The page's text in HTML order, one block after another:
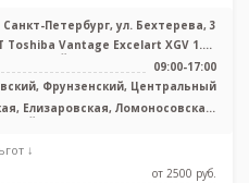
Санкт-Петербург, ул. Бехтерева, 3
Toshiba Vantage Excelart XGV 1.5T
закрытый тип, КТ Philips BRILLIA ...
09:00-17:00
Фрунзенский, Центральный
Елизаровская, Ломоносовская,
канал, Площадь Александра
↓
от 2500 pуб.